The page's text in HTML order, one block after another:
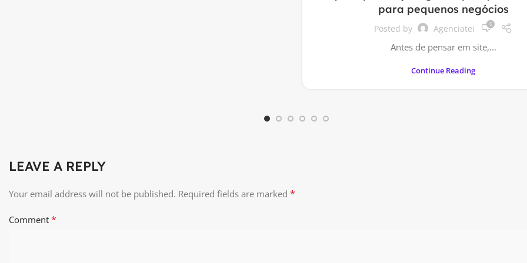
para pequenos negócios
Posted by Agenciatei 0
Antes de pensar em site,...
Continue Reading
LEAVE A REPLY
Your email address will not be published. Required fields are marked *
Comment *